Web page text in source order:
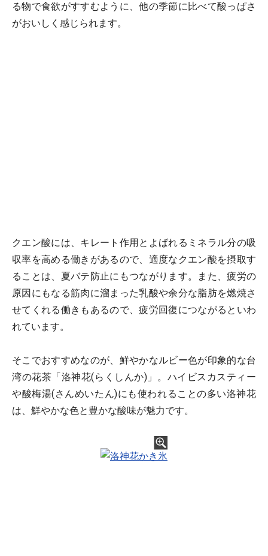
る物で食欲がすすむように、他の季節に比べて酸っぱさ
がおいしく感じられます。
クエン酸には、キレート作用とよばれるミネラル分の吸
収率を高める働きがあるので、適度なクエン酸を摂取す
ることは、夏バテ防止にもつながります。また、疲労の
原因にもなる筋肉に溜まった乳酸や余分な脂肪を燃焼さ
せてくれる働きもあるので、疲労回復につながるといわ
れています。
そこでおすすめなのが、鮮やかなルビー色が印象的な台
湾の花茶「洛神花(らくしんか)」。ハイビスカスティー
や酸梅湯(さんめいたん)にも使われることの多い洛神花
は、鮮やかな色と豊かな酸味が魅力です。